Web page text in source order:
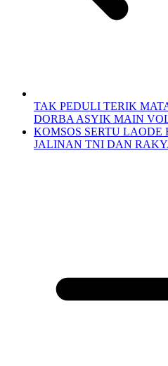
TAK PEDULI TERIK
DORBA ASYIK MAIN
KOMSOS SERTU
JALINAN TNI DAN